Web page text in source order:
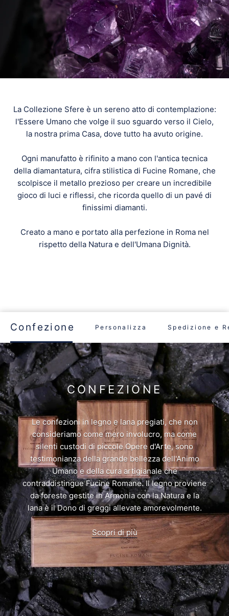
La Collezione Sfere è un sereno atto di contemplazione:
l'Essere Umano che volge il suo sguardo verso il Cielo,
la nostra prima Casa, dove tutto ha avuto origine.
Ogni manufatto è rifinito a mano con l'antica tecnica
della diamantatura, cifra stilistica di Fucine Romane, che
scolpisce il metallo prezioso per creare un incredibile
gioco di luci e riflessi, che ricorda quello di un pavé di
finissimi diamanti.
Creato a mano e portato alla perfezione in Roma nel
rispetto della Natura e dell'Umana Dignità.
Confezione Personalizza Spedizione e
CONFEZIONE
Le confezioni in legno e lana pregiati, che non
consideriamo come mero involucro, ma come
silenti custodi di piccole Opere d'Arte, sono
testimonianza della grande bellezza dell'Animo
Umano e della cura artigianale che
contraddistingue Fucine Romane. Il legno proviene
da foreste gestite in Armonia con la Natura e la
lana è il Dono di greggi allevate amorevolmente.
Scopri di più